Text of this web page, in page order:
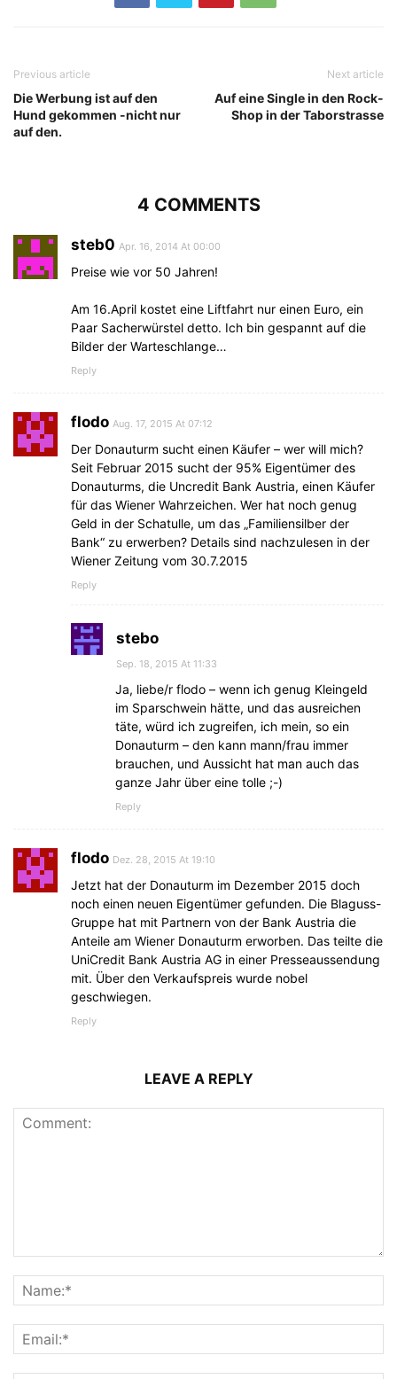
Previous article
Die Werbung ist auf den
Hund gekommen -nicht nur
auf den.
Next article
Auf eine Single in den Rock-
Shop in der Taborstrasse
4 COMMENTS
steb0 Apr. 16, 2014 At 00:00
Preise wie vor 50 Jahren!
Am 16.April kostet eine Liftfahrt nur einen Euro, ein
Paar Sacherwürstel detto. Ich bin gespannt auf die
Bilder der Warteschlange…
Reply
flodo Aug. 17, 2015 At 07:12
Der Donauturm sucht einen Käufer – wer will mich?
Seit Februar 2015 sucht der 95% Eigentümer des
Donauturms, die Uncredit Bank Austria, einen Käufer
für das Wiener Wahrzeichen. Wer hat noch genug
Geld in der Schatulle, um das „Familiensilber der
Bank“ zu erwerben? Details sind nachzulesen in der
Wiener Zeitung vom 30.7.2015
Reply
stebo
Sep. 18, 2015 At 11:33
Ja, liebe/r flodo – wenn ich genug Kleingeld
im Sparschwein hätte, und das ausreichen
täte, würd ich zugreifen, ich mein, so ein
Donauturm – den kann mann/frau immer
brauchen, und Aussicht hat man auch das
ganze Jahr über eine tolle ;-)
Reply
flodo Dez. 28, 2015 At 19:10
Jetzt hat der Donauturm im Dezember 2015 doch
noch einen neuen Eigentümer gefunden. Die Blaguss-
Gruppe hat mit Partnern von der Bank Austria die
Anteile am Wiener Donauturm erworben. Das teilte die
UniCredit Bank Austria AG in einer Presseaussendung
mit. Über den Verkaufspreis wurde nobel
geschwiegen.
Reply
LEAVE A REPLY